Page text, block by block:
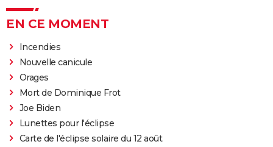
EN CE MOMENT
Incendies
Nouvelle canicule
Orages
Mort de Dominique Frot
Joe Biden
Lunettes pour l'éclipse
Carte de l'éclipse solaire du 12 août